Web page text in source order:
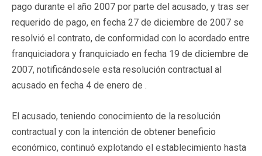
pago durante el año 2007 por parte del acusado, y tras ser
requerido de pago, en fecha 27 de diciembre de 2007 se
resolvió el contrato, de conformidad con lo acordado entre
franquiciadora y franquiciado en fecha 19 de diciembre de
2007, notificándosele esta resolución contractual al
acusado en fecha 4 de enero de .
El acusado, teniendo conocimiento de la resolución
contractual y con la intención de obtener beneficio
económico, continuó explotando el establecimiento hasta